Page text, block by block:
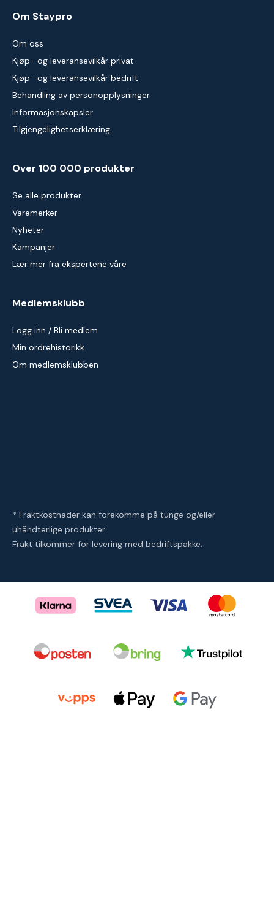
Om Staypro
Om oss
Kjøp- og leveransevilkår privat
Kjøp- og leveransevilkår bedrift
Behandling av personopplysninger
Informasjonskapsler
Tilgjengelighetserklæring
Over 100 000 produkter
Se alle produkter
Varemerker
Nyheter
Kampanjer
Lær mer fra ekspertene våre
Medlemsklubb
Logg inn / Bli medlem
Min ordrehistorikk
Om medlemsklubben
* Fraktkostnader kan forekomme på tunge og/eller
uhåndterlige produkter
Frakt tilkommer for levering med bedriftspakke.